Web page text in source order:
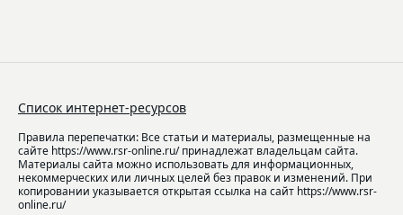
Список интернет-ресурсов
Правила перепечатки: Все статьи и материалы, размещенные на
сайте https://www.rsr-online.ru/ принадлежат владельцам сайта.
Материалы сайта можно использовать для информационных,
некоммерческих или личных целей без правок и изменений. При
копировании указывается открытая ссылка на сайт https://www.rsr-
online.ru/